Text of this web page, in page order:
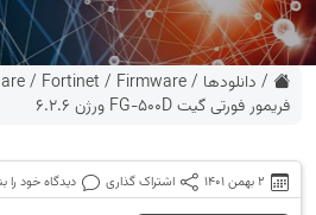
/ دانلودها /
Firmware
/
Fortinet
/
فریمور فورتی گیت FG-500D ورژن 6.2.6
2 بهمن 1401 اشتراک گذاری دیدگاه خود را